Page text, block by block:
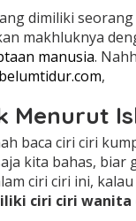
dimiliki
makhluknya
manusia.
,
Menurut
baca ciri ciri
kita bahas, biar
ciri ciri ini,
ciri ciri